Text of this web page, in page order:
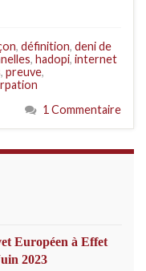
, définition, deni de
, hadopi, internet
, preuve,
1 Commentaire
Européen à Effet
2023